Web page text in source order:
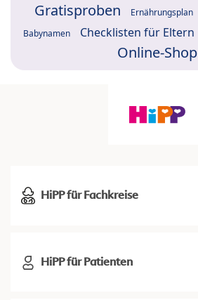
Gratisproben Ernährungsplan
Babynamen Checklisten für Eltern
Online-Shop
HiPP für Fachkreise
HiPP für Patienten